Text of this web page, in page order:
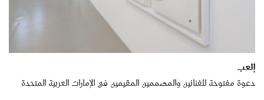
إلعب
دعوة مفتوحة للفنانين والمصممين المقيمين في الإمارات العربية المتحدة